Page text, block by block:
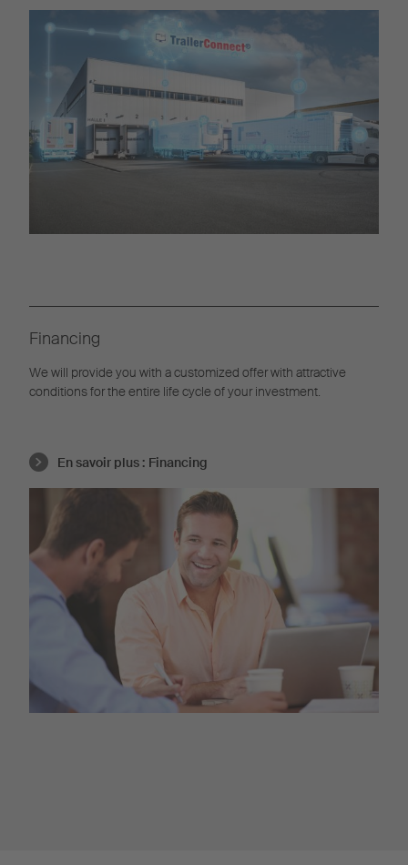
Financing
We will provide you with a customized offer with attractive
conditions for the entire life cycle of your investment.
En savoir plus : Financing